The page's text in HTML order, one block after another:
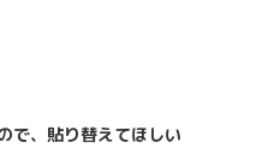
で、貼り替えてほしい